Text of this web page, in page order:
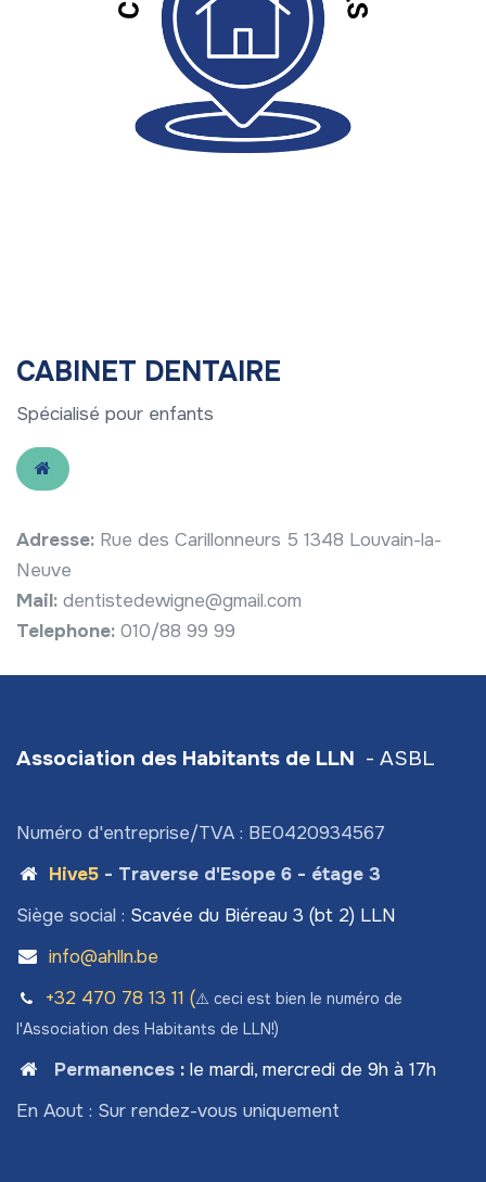
CABINET DENTAIRE
Spécialisé pour enfants
Adresse: Rue des Carillonneurs 5 1348 Louvain-la-
Neuve
Mail: dentistedewigne@gmail.com
Telephone: 010/88 99 99
Association des Habitants de LLN - ASBL
Numéro d'entreprise/TVA : BE0420934567
Hive5- Traverse d'Esope 6 - étage 3
Siège social : Scavée du Biéreau 3 (bt 2) LLN
info@ahlln.be
+32 470 78​ 13 11 (⚠️ ceci est bien le numéro de
l'Association des Habitants de LLN!)
Permanences: le mardi, mercredi de 9h à 17h
En Aout : Sur rendez-vous uniquement